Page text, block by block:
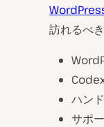
訪れるべ
ハン
サポ